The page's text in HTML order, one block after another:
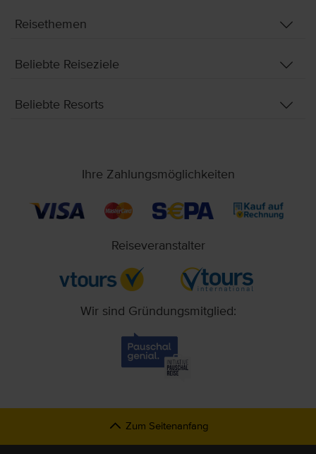
Reisethemen
Beliebte Reiseziele
Beliebte Resorts
Ihre Zahlungsmöglichkeiten
Reiseveranstalter
Wir sind Gründungsmitglied:
Zum Seitenanfang